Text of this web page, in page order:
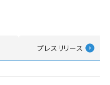
プレスリリース